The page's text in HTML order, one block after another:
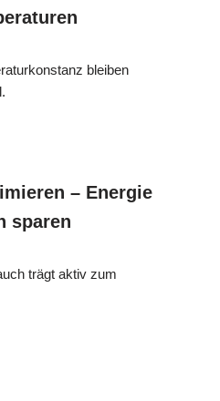
bleiben
– Energie
sparen
trägt aktiv zum